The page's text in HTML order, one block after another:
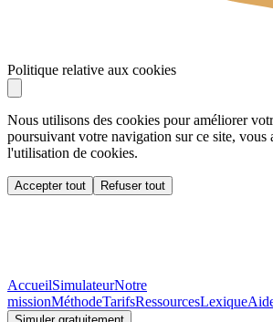
Politique relative aux cookies
Nous utilisons des cookies pour améliorer
poursuivant votre navigation sur ce site, vous
l'utilisation de cookies.
Accepter tout Refuser tout
AccueilSimulateurNotre
missionMéthodeTarifsRessourcesLexique